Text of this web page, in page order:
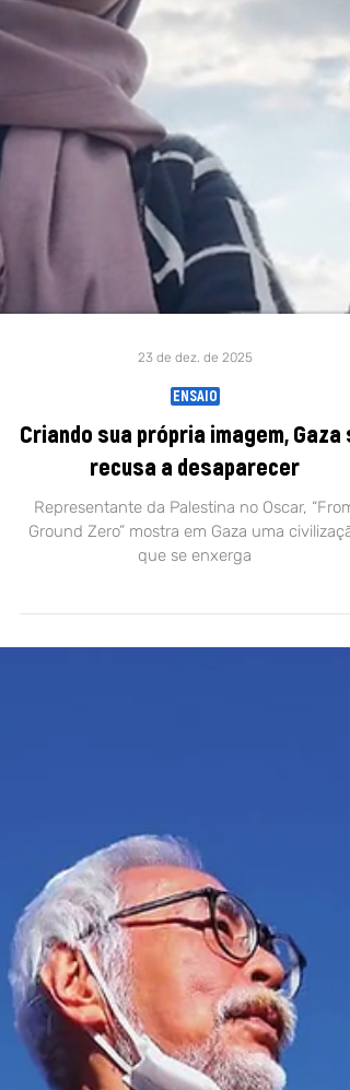
23 de dez. de 2025
ENSAIO
Criando sua própria imagem, Gaza
recusa a desaparecer
Representante da Palestina no Oscar, “From
Ground Zero” mostra em Gaza uma